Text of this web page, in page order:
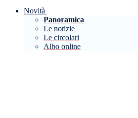
Novità
Panoramica
Le notizie
Le circolari
Albo online